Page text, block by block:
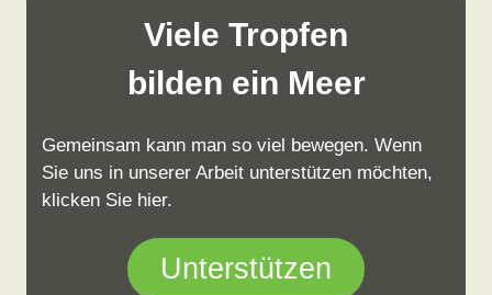
Viele Tropfen
bilden ein Meer
Gemeinsam kann man so viel bewegen. Wenn
Sie uns in unserer Arbeit unterstützen möchten,
klicken Sie hier.
Unterstützen